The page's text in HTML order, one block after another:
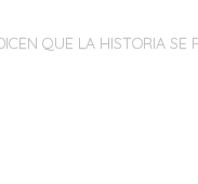
QUE LA HISTORIA SE